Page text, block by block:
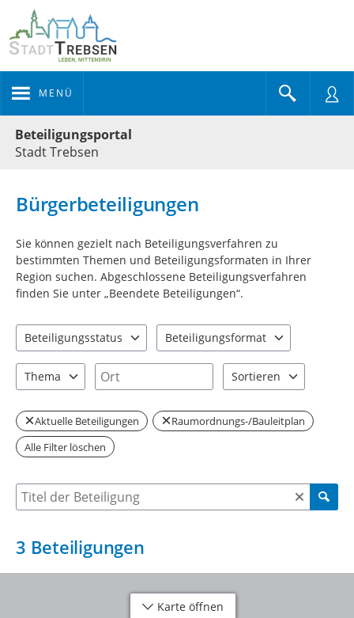
MENÜ
Beteiligungsportal
Stadt Trebsen
Bürgerbeteiligungen
Sie können gezielt nach Beteiligungsverfahren zu
bestimmten Themen und Beteiligungsformaten in Ihrer
Region suchen. Abgeschlossene Beteiligungsverfahren
finden Sie unter „Beendete Beteiligungen“.
Beteiligungsstatus
Beteiligungsformat
Thema
Ort
Sortieren
Aktuelle Beteiligungen
Raumordnungs-/Bauleitplan
Alle Filter löschen
Suche nach Beteiligung
3 Beteiligungen
Karte öffnen